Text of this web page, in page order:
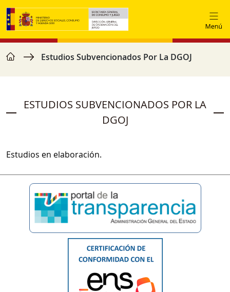
Vés al contingut
Fil d'ariadna
home Estudios Subvencionados Por La DGOJ
ESTUDIOS SUBVENCIONADOS POR LA
DGOJ
Estudios en elaboración.